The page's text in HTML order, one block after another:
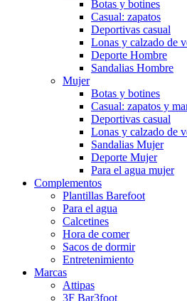
Botas y botines
Casual: zapatos
Deportivas casual
Lonas y calzado de
Deporte Hombre
Sandalias Hombre
Mujer
Botas y botines
Casual: zapatos y
Deportivas casual
Lonas y calzado de
Sandalias Mujer
Deporte Mujer
Para el agua mujer
Complementos
Plantillas Barefoot
Para el agua
Calcetines
Hora de comer
Sacos de dormir
Entretenimiento
Marcas
Attipas
3F Bar3foot